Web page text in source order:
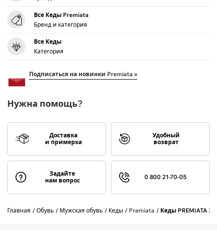
Все Кеды Premiata
Бренд и категория
Все Кеды
Категория
Подписаться на новинки Premiata »
Нужна помощь?
Доставка
и примерка
Удобный
возврат
Задайте
нам вопрос
0 800 21-70-05
Главная Обувь Мужская обувь Кеды Premiata Кеды PREMIATA